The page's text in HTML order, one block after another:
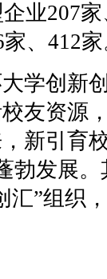
业207
、412
学创新
友资源
新引育
勃发展
汇”组织